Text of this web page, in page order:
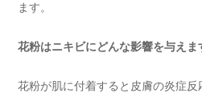
ます。
花粉はニキビにどんな影響を与えま
花粉が肌に付着すると皮膚の炎症